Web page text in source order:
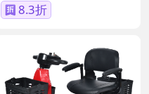
8.3折